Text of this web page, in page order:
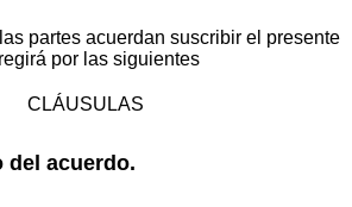
partes acuerdan suscribir el presente
por las siguientes
CLÁUSULAS
acuerdo.